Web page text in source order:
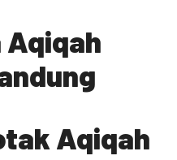
Aqiqah
Aqiqah